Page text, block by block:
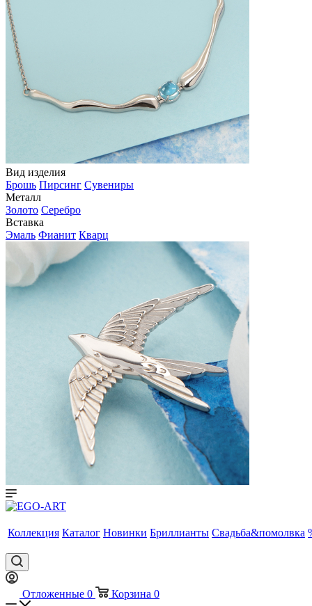
Вид изделия
Брошь Пирсинг Сувениры
Металл
Золото Серебро
Вставка
Эмаль Фианит Кварц
Коллекция Каталог Новинки Бриллианты Свадьба&помолвка
Отложенные 0 Корзина 0